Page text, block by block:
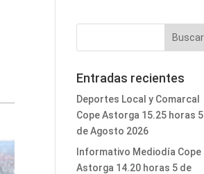
Entradas recientes
Deportes Local y Comarcal
Cope Astorga 15.25 horas 5
de Agosto 2026
Informativo Mediodía Cope
Astorga 14.20 horas 5 de